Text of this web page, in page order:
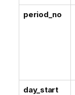
period_no
day_start